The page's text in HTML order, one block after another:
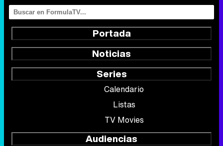
Portada
Noticias
Series
Calendario
Listas
TV Movies
Audiencias